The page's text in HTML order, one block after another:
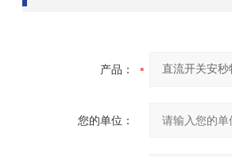
产品：
您的单位：